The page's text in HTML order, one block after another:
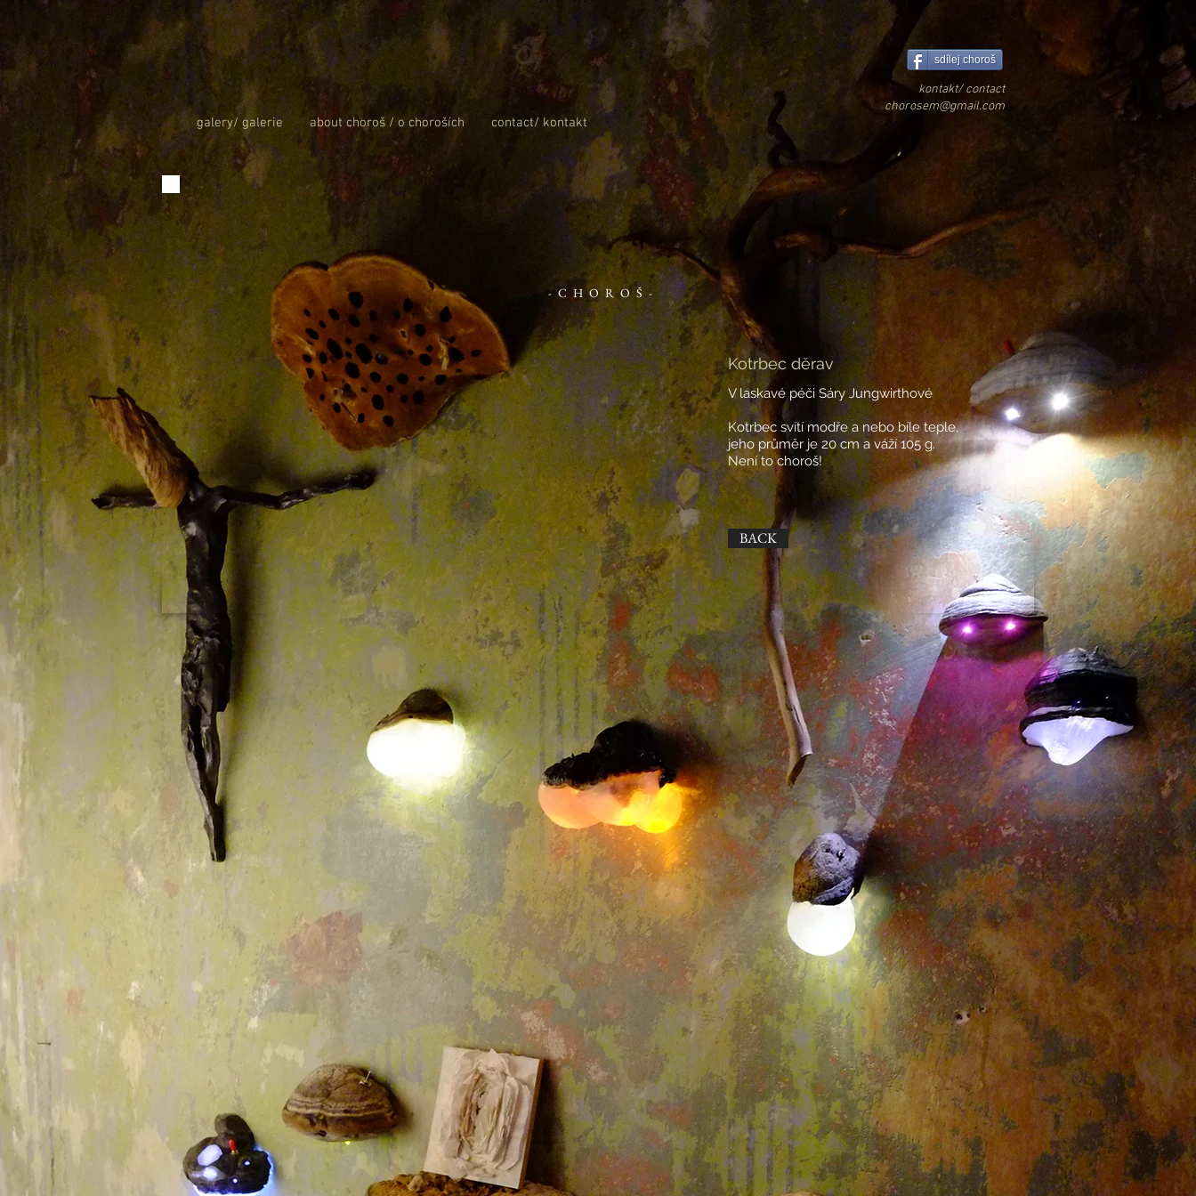
galery/ galerie about choroš / o choroších contact/ kontakt
kontakt/ contact
chorosem@gmail.com
-CHOROŠ-
sdílej choroš
Kotrbec děrav
V laskavé péči Sáry Jungwirthové
Kotrbec svítí modře a nebo bíle teple,
jeho průměr je 20 cm a váží 105 g.
Není to choroš!
BACK